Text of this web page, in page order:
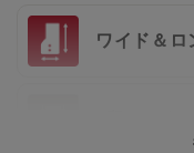
ワイド＆ロ